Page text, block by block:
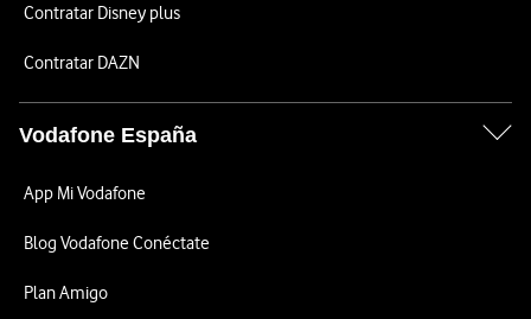
Contratar Disney plus
Contratar DAZN
Vodafone España
App Mi Vodafone
Blog Vodafone Conéctate
Plan Amigo